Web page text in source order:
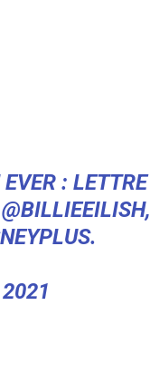
: LETTRE
@BILLIEEILISH,
.